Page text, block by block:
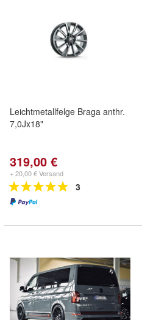
Leichtmetallfelge Braga anthr.
7,0Jx18"
319,00 €
+ 20,00 € Versand
3